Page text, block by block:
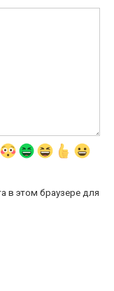
в этом браузере для